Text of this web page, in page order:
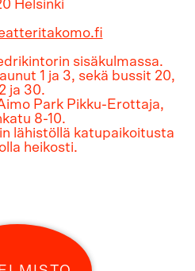
Helsinki
sisäkulmassa.
1 ja 3, sekä bussit 20,
ja 30.
Park Pikku-Erottaja,
8-10.
lähistöllä katupaikoitusta
heikosti.